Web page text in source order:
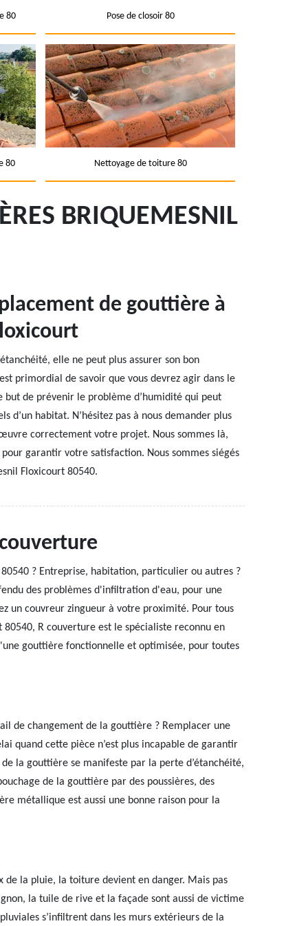
80 Pose de closoir 80
80 Nettoyage de toiture 80
BRIQUEMESNIL
de gouttière à
elle ne peut plus assurer son bon
primordial de savoir que vous devrez agir dans le
but de prévenir le problème d’humidité qui peut
d’un habitat. N’hésitez pas à nous demander plus
correctement votre projet. Nous sommes là,
garantir votre satisfaction. Nous sommes siégés
Floxicourt 80540.
? Entreprise, habitation, particulier ou autres ?
des problèmes d'infiltration d'eau, pour une
un couvreur zingueur à votre proximité. Pour tous
R couverture est le spécialiste reconnu en
gouttière fonctionnelle et optimisée, pour toutes
de changement de la gouttière ? Remplacer une
quand cette pièce n’est plus incapable de garantir
la gouttière se manifeste par la perte d’étanchéité,
de la gouttière par des poussières, des
métallique est aussi une bonne raison pour la
de la pluie, la toiture devient en danger. Mais pas
la tuile de rive et la façade sont aussi de victime
s’infiltrent dans les murs extérieurs de la